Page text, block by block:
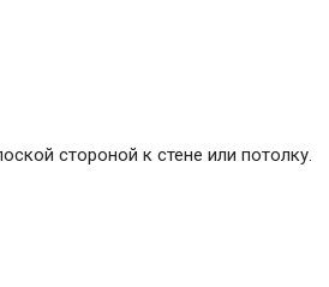
стороной к стене или потолку.